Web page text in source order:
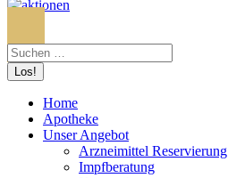
Home
Apotheke
Unser Angebot
Arzneimittel Reservierung
Impfberatung